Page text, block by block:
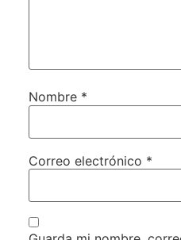
Nombre *
Correo electrónico *